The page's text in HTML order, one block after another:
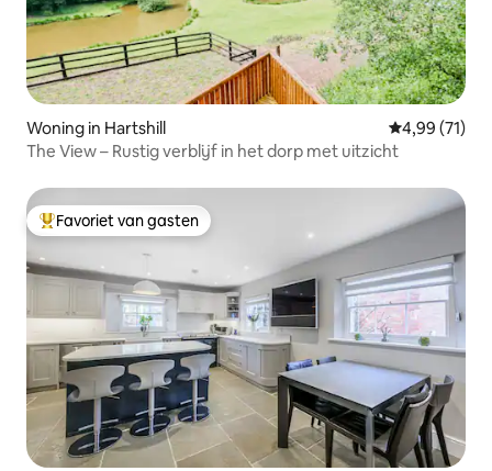
Woning in Hartshill Gemiddelde
4,99 (71)
The View – Rustig verblijf in het dorp met uitzicht
Topfavoriet van gasten
Favoriet van gasten